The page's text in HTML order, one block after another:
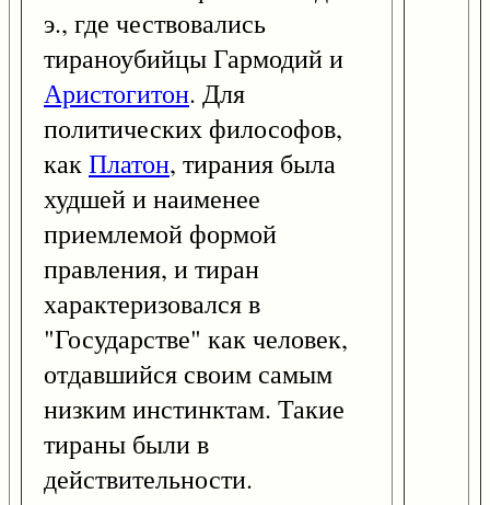
э., где чествовались
тираноубийцы Гармодий и
Аристогитон. Для
политических философов,
какПлатон, тирания была
худшей и наименее
приемлемой формой
правления, и тиран
характеризовался в
"Государстве" как человек,
отдавшийся своим самым
низким инстинктам. Такие
тираны были в
действительности.